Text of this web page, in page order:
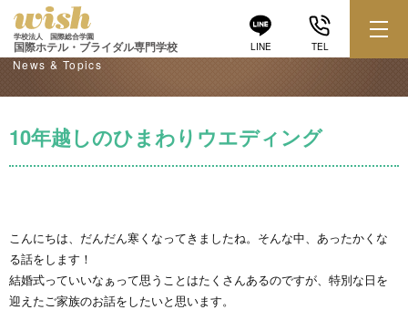
LINE TEL
学校法人 国際総合学園
国際ホテル・ブライダル専門学校
学校からのお知らせ
News & Topics
10年越しのひまわりウエディング
こんにちは、だんだん寒くなってきましたね。そんな中、あったかくな
る話をします！
結婚式っていいなぁって思うことはたくさんあるのですが、特別な日を
迎えたご家族のお話をしたいと思います。